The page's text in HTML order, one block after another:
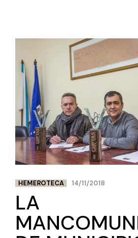
HEMEROTECA 14/11/2018
LA